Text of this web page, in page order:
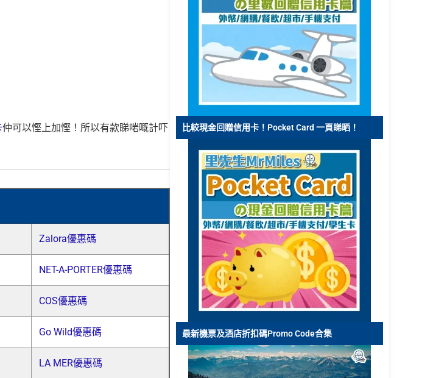
仲可以慳上加慳！所以有款睇啱嘅計吓
Zalora優惠碼
NET-A-PORTER優惠碼
COS優惠碼
Go Wild優惠碼
LA MER優惠碼
比較現金回贈信用卡！Pocket Card 一頁睇晒！
最新機票及酒店折扣碼Promo Code合集